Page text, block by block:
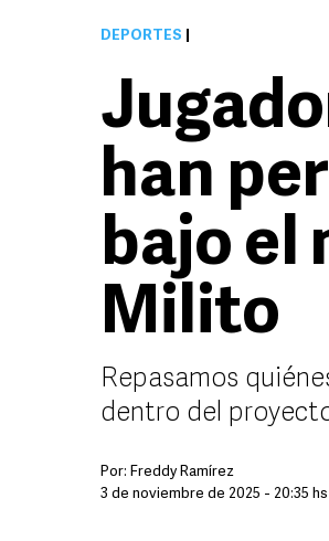
DEPORTES
han
bajo el
Milito
Repasamos
dentro del
Por: Freddy Ramírez
3 de noviembre de 2025 - 20:35 hs